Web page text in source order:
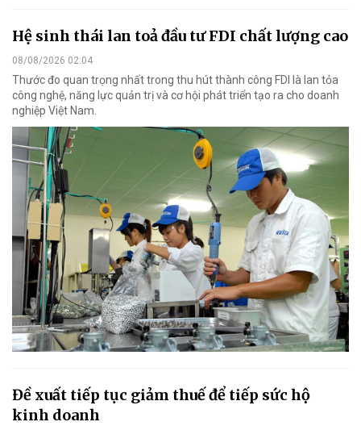
Hệ sinh thái lan toả đầu tư FDI chất lượng cao
08/08/2026 02:04
Thước đo quan trọng nhất trong thu hút thành công FDI là lan tỏa
công nghệ, năng lực quản trị và cơ hội phát triển tạo ra cho doanh
nghiệp Việt Nam.
Đề xuất tiếp tục giảm thuế để tiếp sức hộ
kinh doanh